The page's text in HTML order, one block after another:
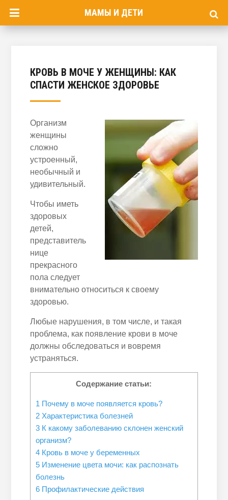
МАМЫ И ДЕТИ
КРОВЬ В МОЧЕ У ЖЕНЩИНЫ: КАК
СПАСТИ ЖЕНСКОЕ ЗДОРОВЬЕ
Организм
женщины
сложно
устроенный,
необычный и
удивительный.
Чтобы иметь
здоровых
детей,
представитель
нице
прекрасного
пола следует
внимательно относиться к своему
здоровью.
Любые нарушения, в том числе, и такая
проблема, как появление крови в моче
должны обследоваться и вовремя
устраняться.
Содержание статьи:
1 Почему в моче появляется кровь?
2Характеристика болезней
3К какому заболеванию склонен женский
организм?
4Кровь в моче у беременных
5Изменение цвета мочи: как распознать
болезнь
6Профилактические действия